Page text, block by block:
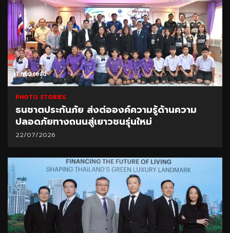
1 min read
PHOTO STORIES
ธนชาตประกันภัย ส่งต่อองค์ความรู้ด้านความ
ปลอดภัยทางถนนสู่เยาวชนรุ่นใหม่
22/07/2026